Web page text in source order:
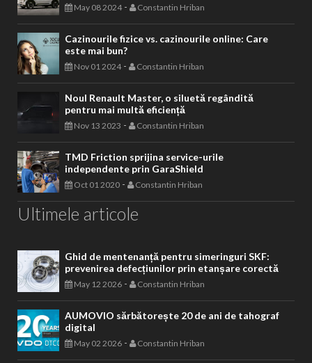
May 08 2024- Constantin Hriban
Cazinourile fizice vs. cazinourile online: Care
este mai bun?
Nov 01 2024- Constantin Hriban
Noul Renault Master, o siluetă regândită
pentru mai multă eficiență
Nov 13 2023 - Constantin Hriban
TMD Friction sprijina service-urile
independente prin GaraShield
Oct 01 2020 - Constantin Hriban
Ultimele articole
Ghid de mentenanță pentru simeringuri SKF:
prevenirea defecțiunilor prin etanșare corectă
May 12 2026 - Constantin Hriban
AUMOVIO sărbătorește 20 de ani de tahograf
digital
May 02 2026 - Constantin Hriban